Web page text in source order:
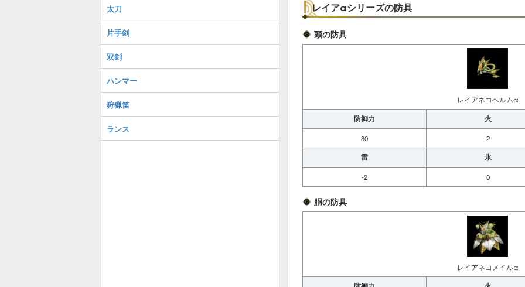
レイアαシリーズの防具
頭の防具
レイアネコヘルムα
防御力 火
30 2
雷 氷
-2 0
胴の防具
レイアネコメイルα
太刀
片手剣
双剣
ハンマー
狩猟笛
ランス